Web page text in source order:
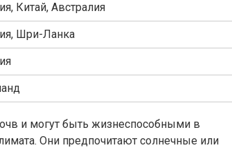
Китай, Австралия
Шри-Ланка
и могут быть жизнеспособными в
Они предпочитают солнечные или